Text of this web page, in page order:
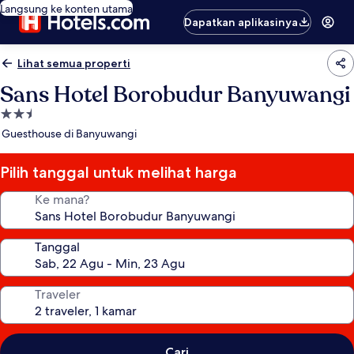
Langsung ke konten utama
Dapatkan aplikasinya
Lihat semua properti
Sans Hotel Borobudur Banyuwangi
Properti
bintang
Guesthouse di Banyuwangi
Pilih tanggal untuk melihat harga
Ke mana?
Tanggal
Traveler